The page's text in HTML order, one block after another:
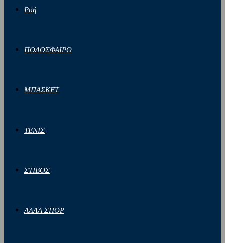
Ροή
ΠΟΔΟΣΦΑΙΡΟ
ΜΠΑΣΚΕΤ
ΤΕΝΙΣ
ΣΤΙΒΟΣ
ΑΛΛΑ ΣΠΟΡ